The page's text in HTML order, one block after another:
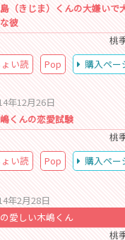
（きじま）くんの大嫌いで
彼
桃
い読
Pop 購入ペー
年12月26日
くんの恋愛試験
桃
い読
Pop 購入ペー
年2月28日
愛しい木嶋くん
桃